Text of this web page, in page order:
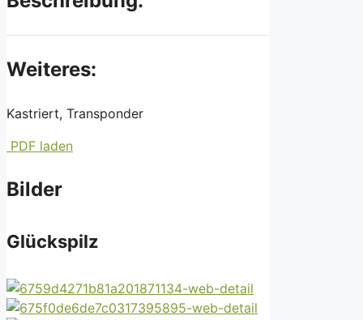
Weiteres:
Kastriert, Transponder
PDF laden
Bilder
Glückspilz